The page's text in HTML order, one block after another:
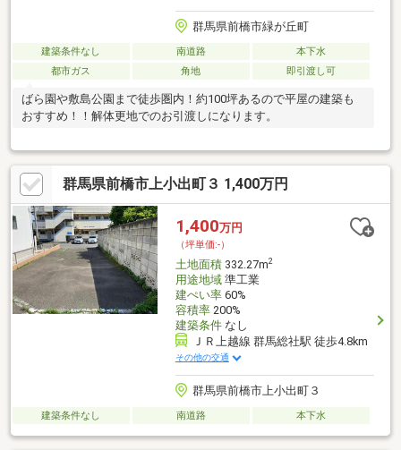
群馬県前橋市緑が丘町
建築条件なし 南道路
本下水
都市ガス
角地 即引渡し可
ばら園や敷島公園まで徒歩圏内！約100坪あるので平屋の建築も
おすすめ！！解体更地でのお引渡しになります。
群馬県前橋市上小出町３ 1,400万円
1,400万円
（坪単価:-）
土地面積332.27m2
用途地域準工業
建ぺい率60%
容積率200%
建築条件なし
ＪＲ上越線 群馬総社駅 徒歩4.8km
その他の交通
群馬県前橋市上小出町３
建築条件なし 南道路 本下水